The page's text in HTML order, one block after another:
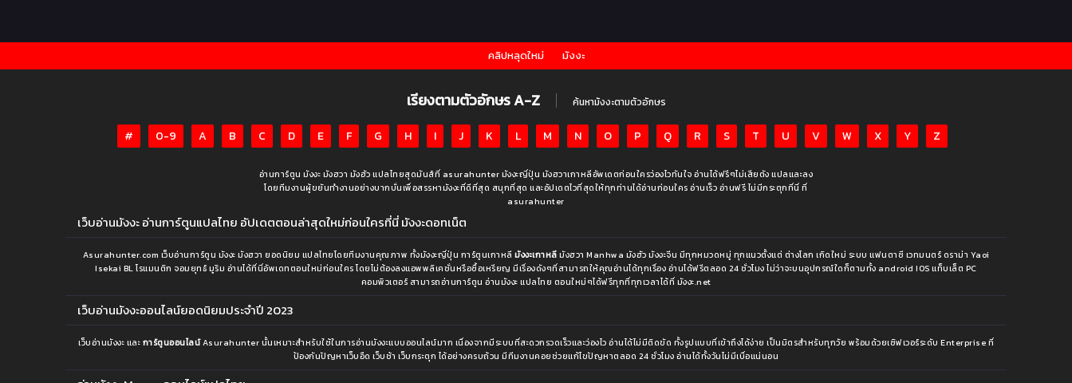
คลิปหลุดใหม่ มังงะ
เรียงตามตัวอักษร A-Z ค้นหามังงะตามตัวอักษร
# 0-9 A B C D E F G H I J K L M N O P Q R S T U V W X Y Z
อ่านการ์ตูน มังงะ มังฮวา มังฮัว แปลไทยสุดมันส์ที่ asurahunter มังงะญี่ปุ่น มังฮวาเกาหลีอัพเดตก่อนใครว่องไวทันใจ อ่านได้ฟรีๆไม่เสียตัง แปลและลง
โดยทีมงานผู้ขยันทำงานอย่างบากบั่นเพื่อสรรหามังงะที่ดีที่สุด สนุกที่สุด และอัปเดตไวที่สุดให้ทุกท่านได้อ่านก่อนใคร อ่านเร็ว อ่านฟรี ไม่มีกระตุกที่นี่ ที่
asurahunter
เว็บอ่านมังงะ อ่านการ์ตูนแปลไทย อัปเดตตอนล่าสุดใหม่ก่อนใครที่นี่ มังงะดอทเน็ต
Asurahunter.com เว็บอ่านการ์ตูน มังงะ มังฮวา ยอดนิยม แปลไทยโดยทีมงานคุณภาพ ทั้งมังงะญี่ปุ่น การ์ตูนเกาหลี มังงะเกาหลี มังฮวา Manhwa มังฮัว มังงะจีน มีทุกหมวดหมู่ ทุกแนวตั้งแต่ ต่างโลก เกิดใหม่ ระบบ แฟนตาซี เวทมนตร์ ดราม่า Yaoi
Isekai BL โรแมนติก จอมยุทธ์ มูริม อ่านได้ที่นี่อัพเดทตอนใหม่ก่อนใคร โดยไม่ต้องลงแอพพลิเคชั่นหรือซื้อเหรียญ มีเรื่องดังๆที่สามารถให้คุณอ่านได้ทุกเรื่อง อ่านได้ฟรีตลอด 24 ชั่วโมง ไม่ว่าจะบนอุปกรณ์ใดก็ตามทั้ง android IOS แท็บเล็ต PC
คอมพิวเตอร์ สามารถอ่านการ์ตูน อ่านมังงะ แปลไทย ตอนใหม่ๆได้ฟรีทุกที่ทุกเวลาได้ที่ มังงะ.net
เว็บอ่านมังงะออนไลน์ยอดนิยมประจำปี 2023
เว็บอ่านมังงะ และ การ์ตูนออนไลน์Asurahunter นั้นเหมาะสำหรับใช้ในการอ่านมังงะแบบออนไลน์มาก เนื่องจากมีระบบที่สะดวกรวดเร็วและว่องไว อ่านได้ไม่มีติดขัด ทั้งรูปแบบที่เข้าถึงได้ง่าย เป็นมิตรสำหรับทุกวัย พร้อมด้วยเซิฟเวอร์ระดับ Enterprise ที่
ป้องกันปัญหาเว็บอืด เว็บช้า เว็บกระตุก ได้อย่างครบถ้วน มีทีมงานคอยช่วยแก้ไขปัญหาตลอด 24 ชั่วโมง อ่านได้ทั้งวันไม่มีเบื่อแน่นอน